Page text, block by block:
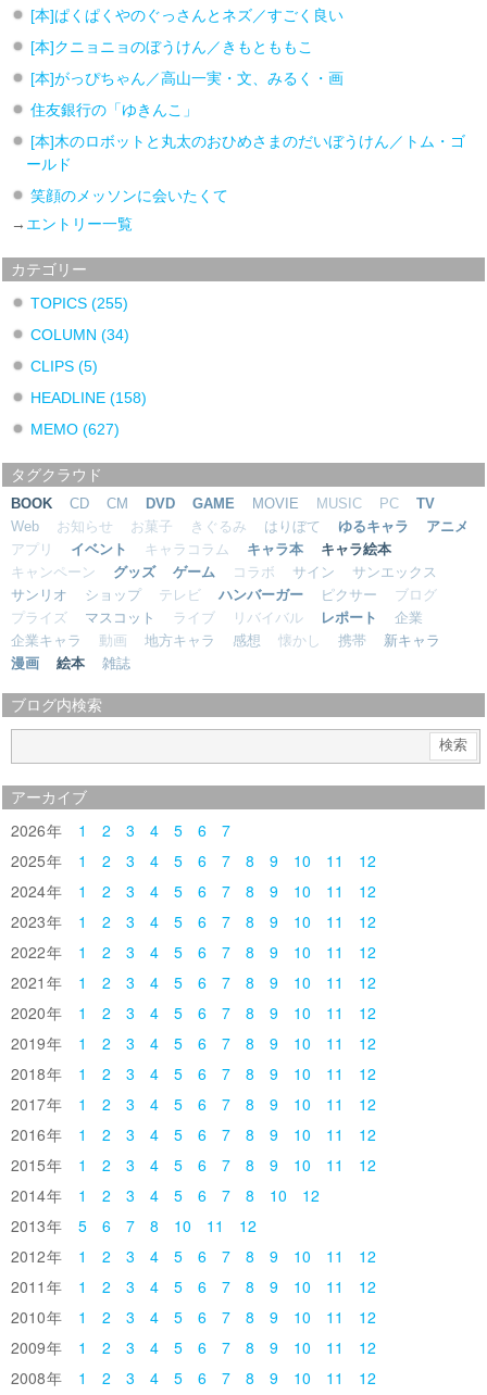
[本]ぱくぱくやのぐっさんとネズ／すごく良い
[本]クニョニョのぼうけん／きもとももこ
[本]がっぴちゃん／高山一実・文、みるく・画
住友銀行の「ゆきんこ」
[本]木のロボットと丸太のおひめさまのだいぼうけん／トム・ゴ
ールド
笑顔のメッソンに会いたくて
→ エントリー一覧
カテゴリー
TOPICS (255)
COLUMN (34)
CLIPS (5)
HEADLINE (158)
MEMO (627)
タグクラウド
BOOK CD CM DVD GAME MOVIE MUSIC PC
TV
Web
お知らせ お菓子 きぐるみ はりぼて ゆるキャラ
アニメ
アプリ
イベント キャラコラム キャラ本
キャラ絵本
キャンペーン
グッズ ゲーム コラボ サイン
サンエックス
サンリオ
ショップ テレビ ハンバーガー ピクサー
ブログ
プライズ
マスコット ライブ リバイバル レポート
企業
企業キャラ
動画 地方キャラ 感想 懐かし 携帯
新キャラ
漫画
絵本 雑誌
ブログ内検索
アーカイブ
2026 1 2 3 4 5 6
7
2025
1 2 3 4 5 6 7 8 9 10 11
12
2024
1 2 3 4 5 6 7 8 9 10 11
12
2023
1 2 3 4 5 6 7 8 9 10 11
12
2022
1 2 3 4 5 6 7 8 9 10 11
12
2021
1 2 3 4 5 6 7 8 9 10 11
12
2020
1 2 3 4 5 6 7 8 9 10 11
12
2019
1 2 3 4 5 6 7 8 9 10 11
12
2018
1 2 3 4 5 6 7 8 9 10 11
12
2017
1 2 3 4 5 6 7 8 9 10 11
12
2016
1 2 3 4 5 6 7 8 9 10 11
12
2015
1 2 3 4 5 6 7 8 9 10 11
12
2014
1 2 3 4 5 6 7 8 10
12
2013
5 6 7 8 10 11
12
2012
1 2 3 4 5 6 7 8 9 10 11
12
2011
1 2 3 4 5 6 7 8 9 10 11
12
2010
1 2 3 4 5 6 7 8 9 10 11
12
2009
1 2 3 4 5 6 7 8 9 10 11
12
2008
1 2 3 4 5 6 7 8 9 10 11 12